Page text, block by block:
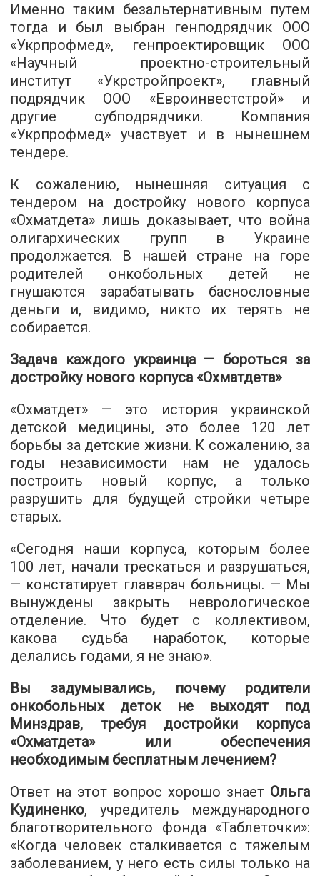
Именно таким безальтернативным путем
тогда и был выбран генподрядчик ООО
«Укрпрофмед», генпроектировщик ООО
«Научный проектно-строительный
институт «Укрстройпроект», главный
подрядчик ООО «Евроинвестстрой» и
другие субподрядчики. Компания
«Укрпрофмед» участвует и в нынешнем
тендере.
К сожалению, нынешняя ситуация с
тендером на достройку нового корпуса
«Охматдета» лишь доказывает, что война
олигархических групп в Украине
продолжается. В нашей стране на горе
родителей онкобольных детей не
гнушаются зарабатывать баснословные
деньги и, видимо, никто их терять не
собирается.
Задача каждого украинца — бороться за
достройку нового корпуса «Охматдета»
«Охматдет» — это история украинской
детской медицины, это более 120 лет
борьбы за детские жизни. К сожалению, за
годы независимости нам не удалось
построить новый корпус, а только
разрушить для будущей стройки четыре
старых.
«Сегодня наши корпуса, которым более
100 лет, начали трескаться и разрушаться,
— констатирует главврач больницы. — Мы
вынуждены закрыть неврологическое
отделение. Что будет с коллективом,
какова судьба наработок, которые
делались годами, я не знаю».
Вы задумывались, почему родители
онкобольных деток не выходят под
Минздрав, требуя достройки корпуса
«Охматдета» или обеспечения
необходимым бесплатным лечением?
Ответ на этот вопрос хорошо знает Ольга
Кудиненко, учредитель международного
благотворительного фонда «Таблеточки»:
«Когда человек сталкивается с тяжелым
заболеванием, у него есть силы только на